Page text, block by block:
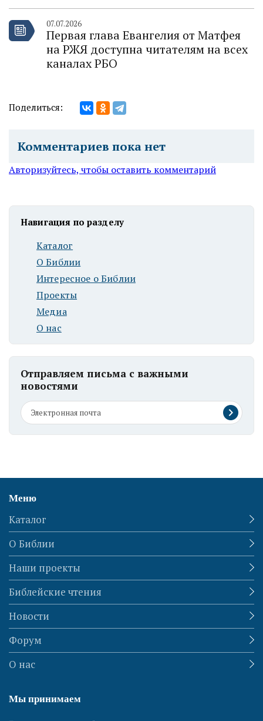
07.07.2026
Первая глава Евангелия от Матфея
на РЖЯ доступна читателям на всех
каналах РБО
Поделиться:
Комментариев пока нет
Авторизуйтесь, чтобы оставить комментарий
Навигация по разделу
Каталог
О Библии
Интересное о Библии
Проекты
Медиа
О нас
Отправляем письма с важными
новостями
Меню
Каталог
О Библии
Наши проекты
Библейские чтения
Новости
Форум
О нас
Мы принимаем